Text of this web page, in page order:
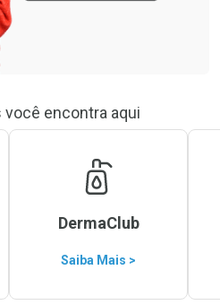
encontra aqui
DermaClub
Saiba Mais >